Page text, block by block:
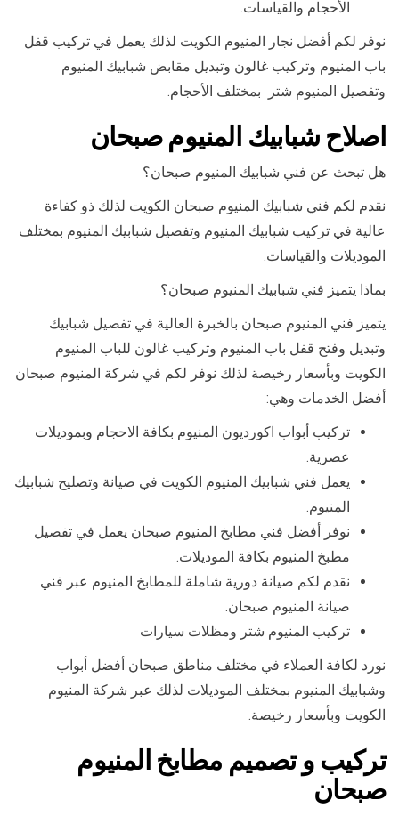
الأحجام والقياسات.
نوفر لكم أفضل نجار المنيوم الكويت لذلك يعمل في تركيب قفل
باب المنيوم وتركيب غالون وتبديل مقابض شبابيك المنيوم
وتفصيل المنيوم شتر بمختلف الأحجام.
اصلاح شبابيك المنيوم صبحان
هل تبحث عن فني شبابيك المنيوم صبحان؟
نقدم لكم فني شبابيك المنيوم صبحان الكويت لذلك ذو كفاءة
عالية في تركيب شبابيك المنيوم وتفصيل شبابيك المنيوم بمختلف
الموديلات والقياسات.
بماذا يتميز فني شبابيك المنيوم صبحان؟
يتميز فني المنيوم صبحان بالخبرة العالية في تفصيل شبابيك
وتبديل وفتح قفل باب المنيوم وتركيب غالون للباب المنيوم
الكويت وبأسعار رخيصة لذلك نوفر لكم في شركة المنيوم صبحان
أفضل الخدمات وهي:
تركيب أبواب اكورديون المنيوم بكافة الاحجام وبموديلات
عصرية.
يعمل فني شبابيك المنيوم الكويت في صيانة وتصليح شبابيك
المنيوم.
نوفر أفضل فني مطابخ المنيوم صبحان يعمل في تفصيل
مطبخ المنيوم بكافة الموديلات.
نقدم لكم صيانة دورية شاملة للمطابخ المنيوم عبر فني
صيانة المنيوم صبحان.
تركيب المنيوم شتر ومظلات سيارات
نورد لكافة العملاء في مختلف مناطق صبحان أفضل أبواب
وشبابيك المنيوم بمختلف الموديلات لذلك عبر شركة المنيوم
الكويت وبأسعار رخيصة.
تركيب و تصميم مطابخ المنيوم
صبحان